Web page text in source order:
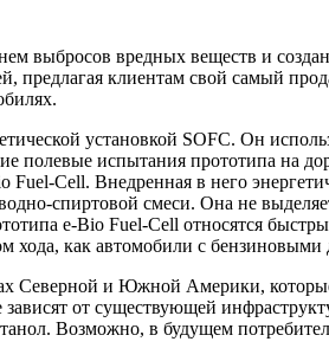
выбросов вредных веществ и
предлагая клиентам свой самый
установкой SOFC. Он
полевые испытания прототипа на
Cell. Внедренная в него
спиртовой смеси. Она не
e-Bio Fuel-Cell относятся
хода, как автомобили с бензиновыми
Северной и Южной Америки,
от существующей
Возможно, в будущем